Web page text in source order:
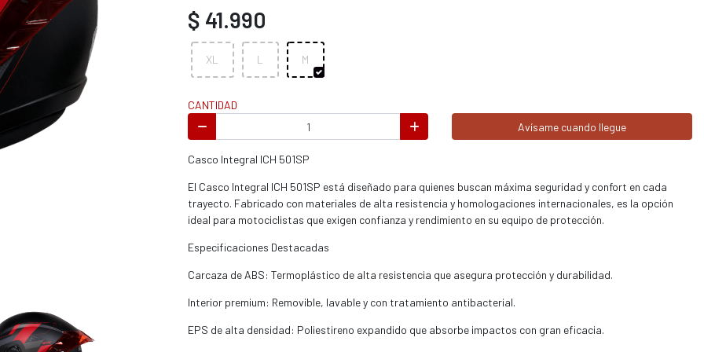
/ enduro
enduro / ATV
$ 41.990
XL L M
CANTIDAD
Avísame cuando llegue
Casco Integral ICH 501SP
El Casco Integral ICH 501SP está diseñado para quienes buscan máxima seguridad y confort en cada
trayecto. Fabricado con materiales de alta resistencia y homologaciones internacionales, es la opción
ideal para motociclistas que exigen confianza y rendimiento en su equipo de protección.
Especificaciones Destacadas
Carcaza de ABS: Termoplástico de alta resistencia que asegura protección y durabilidad.
Interior premium: Removible, lavable y con tratamiento antibacterial.
EPS de alta densidad: Poliestireno expandido que absorbe impactos con gran eficacia.